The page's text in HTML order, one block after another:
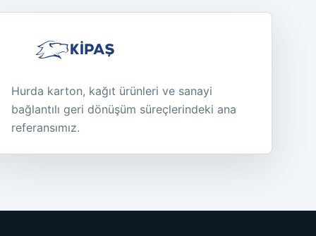
Hurda karton, kağıt ürünleri ve sanayi
bağlantılı geri dönüşüm süreçlerindeki ana
referansımız.